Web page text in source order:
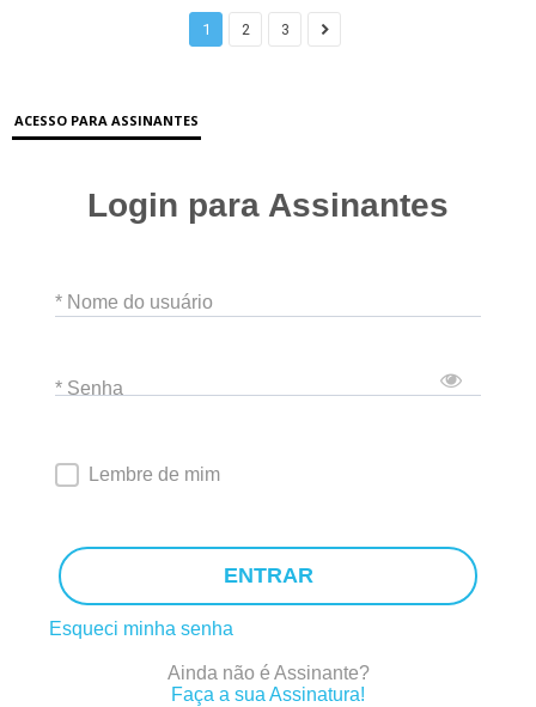
1 2 3
ACESSO PARA ASSINANTES
Login para Assinantes
* Nome do usuário
* Senha
Lembre de mim
ENTRAR
Esqueci minha senha
Ainda não é Assinante?
Faça a sua Assinatura!